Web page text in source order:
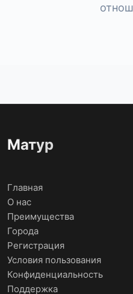
Матур
Главная
О нас
Преимущества
Города
Регистрация
Условия пользования
Конфиденциальность
Поддержка